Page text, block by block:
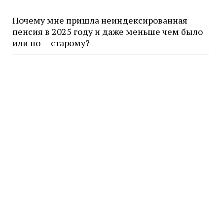
Почему мне пришла неиндексированная
пенсия в 2025 году и даже меньше чем было
или по — старому?